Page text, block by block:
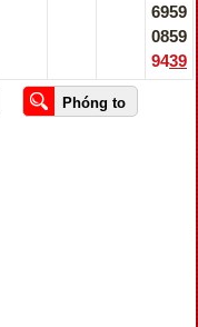
6959
0859
9439